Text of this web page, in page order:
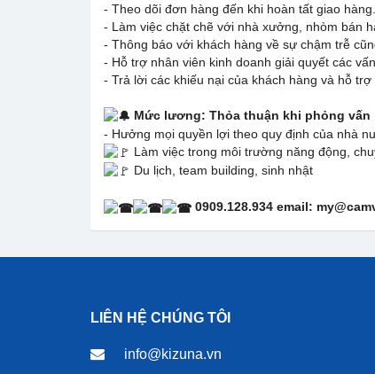
- Theo dõi đơn hàng đến khi hoàn tất giao hàng.
- Làm việc chặt chẽ với nhà xưởng, nhòm bán
- Thông báo với khách hàng về sự chậm trễ
- Hỗ trợ nhân viên kinh doanh giải quyết các
- Trả lời các khiếu nại của khách hàng và hỗ trợ
Mức lương: Thỏa thuận khi phỏng vấn
- Hưởng mọi quyền lợi theo quy định của nhà
Làm việc trong môi trường năng động,
Du lịch, team building, sinh nhật
0909.128.934 email:
LIÊN HỆ CHÚNG TÔI
info@kizuna.vn